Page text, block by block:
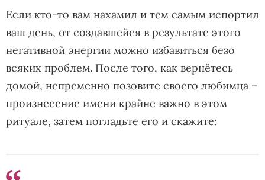
Если кто-то вам нахамил и тем самым испортил
ваш день, от создавшейся в результате этого
негативной энергии можно избавиться безо
всяких проблем. После того, как вернётесь
домой, непременно позовите своего любимца –
произнесение имени крайне важно в этом
ритуале, затем погладьте его и скажите: